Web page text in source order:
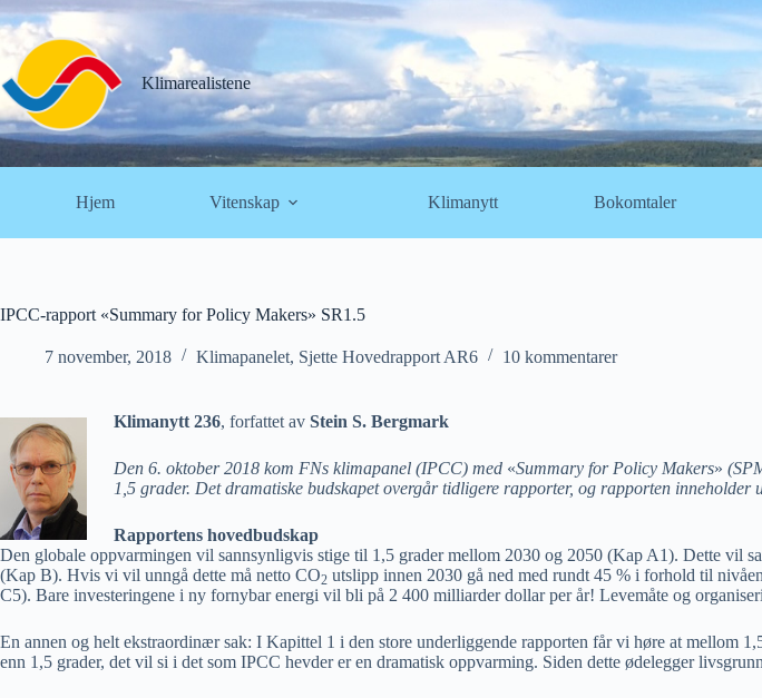
Hopp
til
innholdet
Klimarealistene
Hjem Vitenskap Klimanytt Bokomtaler
IPCC-rapport «Summary for Policy Makers» SR1.5
7 november, 2018 Klimapanelet, Sjette Hovedrapport AR6 10 kommentarer
Klimanytt 236, forfattet av Stein S. Bergmark
Den 6. oktober 2018 kom FNs klimapanel (IPCC) med «Summary for Policy Makers»
1,5 grader. Det dramatiske budskapet overgår tidligere rapporter, og rapporten inneholder
Rapportens hovedbudskap
Den globale oppvarmingen vil sannsynligvis stige til 1,5 grader mellom 2030 og 2050 (Kap A1). Dette vil
(Kap B). Hvis vi vil unngå dette må netto CO2 utslipp innen 2030 gå ned med rundt 45 % i forhold til
C5). Bare investeringene i ny fornybar energi vil bli på 2 400 milliarder dollar per år! Levemåte og
En annen og helt ekstraordinær sak: I Kapittel 1 i den store underliggende rapporten får vi høre at mellom
enn 1,5 grader, det vil si i det som IPCC hevder er en dramatisk oppvarming. Siden dette ødelegger